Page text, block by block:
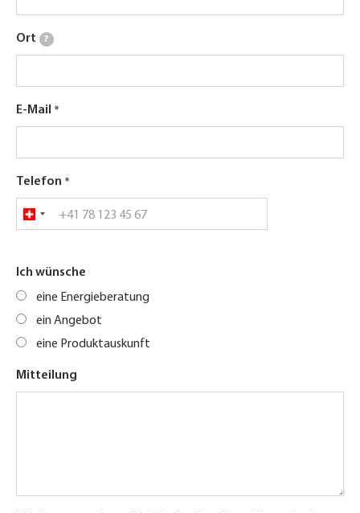
Ort ?
E-Mail
Telefon
Ich wünsche
eine Energieberatung
ein Angebot
eine Produktauskunft
Mitteilung